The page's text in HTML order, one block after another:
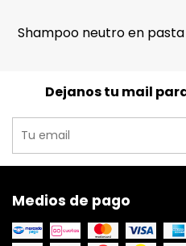
Shampoo neutro en pasta
Dejanos tu mail
Medios de pago